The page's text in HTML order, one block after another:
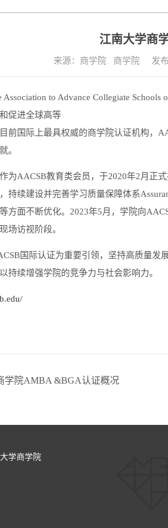
江南大学商
来源：商学院 商学院 发布
Association to Advance Collegiate
促进全球高等
前国际上最具权威的商学院认证机构，
。
为AACSB教育类会员，于2020年2月正
持续建设并完善学习质量保障体系
方面不断优化。2023年5月，学院向
场访视阶段。
国际认证为重要引领，坚持高质量
持续增强学院的竞争力与社会影响力。
学院AMBA &BGA认证概况
学商学院